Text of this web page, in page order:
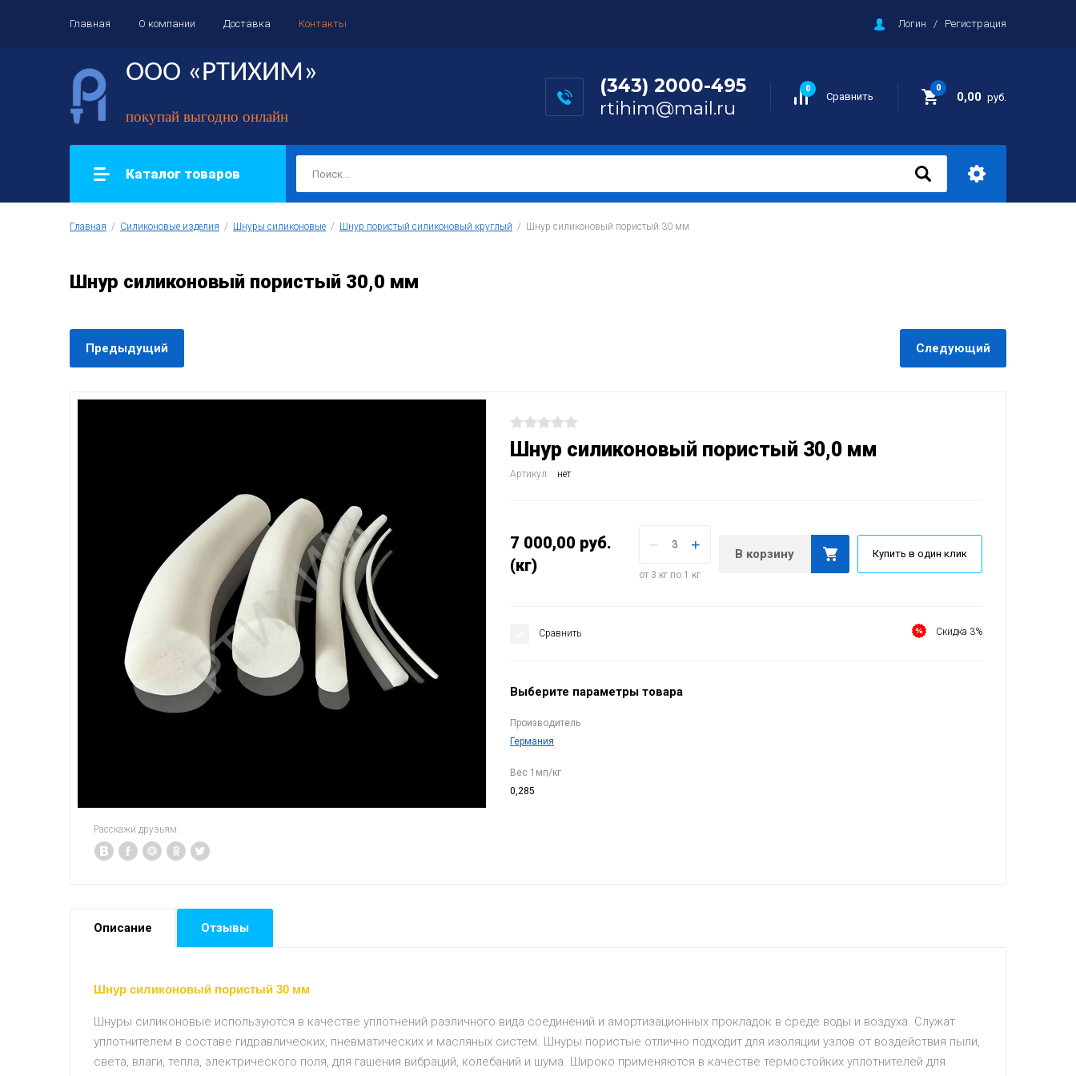
Главная О компании Доставка Контакты Логин / Регистрация
ООО «РТИХИМ»
покупай выгодно онлайн
(343) 2000-495
rtihim@mail.ru
Сравнить
0 0
0,00 руб.
Каталог товаров
Главная
  /
Силиконовые изделия
  /
Шнуры силиконовые
  /
Шнур пористый силиконовый круглый
  /  Шнур силиконовый пористый 30 мм
Шнур силиконовый пористый 30,0 мм
Предыдущий Следующий
Расскажи друзьям:
Шнур силиконовый пористый 30,0 мм
Артикул: нет
7 000,00 руб.
(кг)
− +
от 3 кг по 1 кг
В корзину Купить в один клик
Сравнить Скидка 3%
Выберите параметры товара
Производитель
Германия
Вес 1мп/кг
0,285
Описание Отзывы
Шнур силиконовый пористый 30 мм
Шнуры силиконовые используются в качестве уплотнений различного вида соединений и амортизационных прокладок в среде воды и воздуха. Служат
уплотнителем в составе гидравлических, пневматических и масляных систем. Шнуры пористые отлично подходит для изоляции узлов от воздействия пыли,
света, влаги, тепла, электрического поля, для гашения вибраций, колебаний и шума. Широко применяются в качестве термостойких уплотнителей для